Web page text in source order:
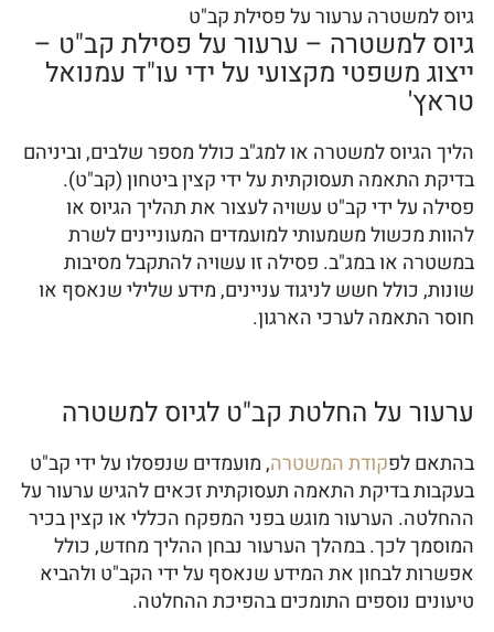
גיוס למשטרה ערעור על פסילת קב"ט
גיוס למשטרה – ערעור על פסילת קב"ט –
ייצוג משפטי מקצועי על ידי עו"ד עמנואל
טראץ'
הליך הגיוס למשטרה או למג"ב כולל מספר שלבים, וביניהם
בדיקת התאמה תעסוקתית על ידי קצין ביטחון (קב"ט).
פסילה על ידי קב"ט עשויה לעצור את תהליך הגיוס או
להוות מכשול משמעותי למועמדים המעוניינים לשרת
במשטרה או במג"ב. פסילה זו עשויה להתקבל מסיבות
שונות, כולל חשש לניגוד עניינים, מידע שלילי שנאסף או
חוסר התאמה לערכי הארגון.
ערעור על החלטת קב"ט לגיוס למשטרה
בהתאם לפקודת המשטרה, מועמדים שנפסלו על ידי קב"ט
בעקבות בדיקת התאמה תעסוקתית זכאים להגיש ערעור על
ההחלטה. הערעור מוגש בפני המפקח הכללי או קצין בכיר
המוסמך לכך. במהלך הערעור נבחן ההליך מחדש, כולל
אפשרות לבחון את המידע שנאסף על ידי הקב"ט ולהביא
טיעונים נוספים התומכים בהפיכת ההחלטה.